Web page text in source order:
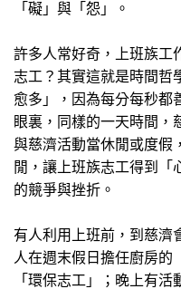
「礙」與「怨」。
許多人常好奇，上班族工
志工？其實這就是時間哲
愈多」，因為每分每秒都
眼裏，同樣的一天時間，
與慈濟活動當休閒或度假
閒，讓上班族志工得到「
的競爭與挫折。
有人利用上班前，到慈濟
人在週末假日擔任廚房的
「環保志工」；晚上有